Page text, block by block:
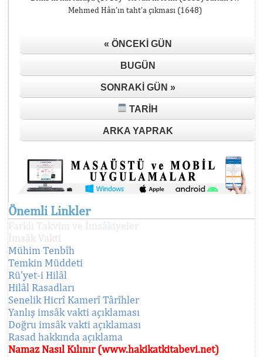
Mehmed Hân’ın taht’a çıkması (1648)
« ÖNCEKI GÜN
BUGÜN
SONRAKI GÜN »
TARIH
ARKA YAPRAK
Önemli Linkler
Farklı Takvim ve İmsâkiyeler
İmsâk Vakti
Mühim Tenbîh
Temkin Müddeti
Rü'yet-i Hilâl
Hilâl Rasadları
Senelik Hicrî Kamerî Târîhler
Yanlış imsâk vakti açıklaması
Doğru imsâk vakti açıklaması
Rasad hakkında açıklama
Namaz Nasıl Kılınır (www.hakikatkitabevi.net)